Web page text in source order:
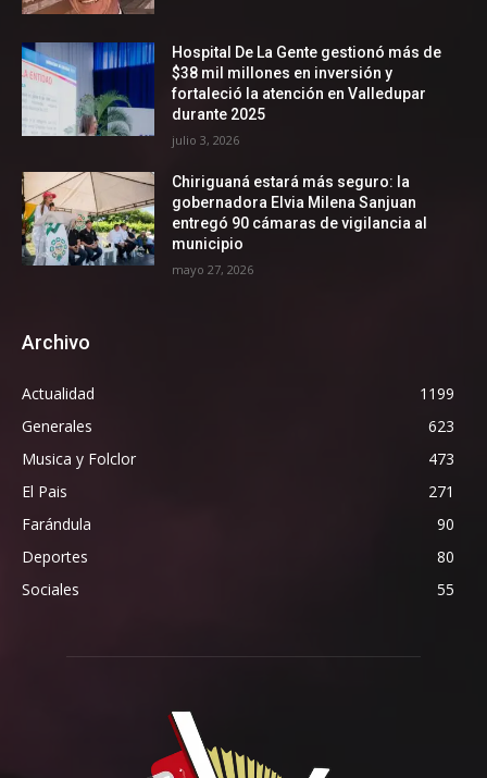
Hospital De La Gente gestionó más de
$38 mil millones en inversión y
fortaleció la atención en Valledupar
durante 2025
julio 3, 2026
Chiriguaná estará más seguro: la
gobernadora Elvia Milena Sanjuan
entregó 90 cámaras de vigilancia al
municipio
mayo 27, 2026
Archivo
Actualidad
1199
Generales
623
Musica y Folclor
473
El Pais
271
Farándula
90
Deportes
80
Sociales
55